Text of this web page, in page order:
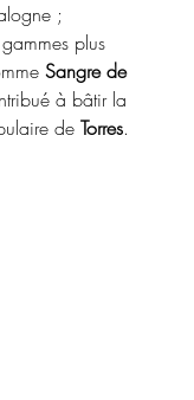
;
plus
Sangre de
à bâtir la
de Torres.